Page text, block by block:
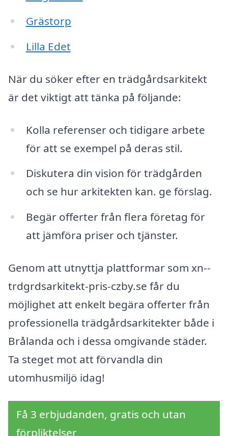
Grästorp
Lilla Edet
När du söker efter en trädgårdsarkitekt
är det viktigt att tänka på följande:
Kolla referenser och tidigare arbete
för att se exempel på deras stil.
Diskutera din vision för trädgården
och se hur arkitekten kan. ge förslag.
Begär offerter från flera företag för
att jämföra priser och tjänster.
Genom att utnyttja plattformar som xn--
trdgrdsarkitekt-pris-czby.se får du
möjlighet att enkelt begära offerter från
professionella trädgårdsarkitekter både i
Brålanda och i dessa omgivande städer.
Ta steget mot att förvandla din
utomhusmiljö idag!
Få 3 erbjudanden, gratis och utan
förpliktelser